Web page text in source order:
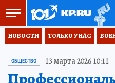
НОВОСТИ ТОЛЬКО У НАС
ОБЩЕСТВО 13 марта 2026 10:11